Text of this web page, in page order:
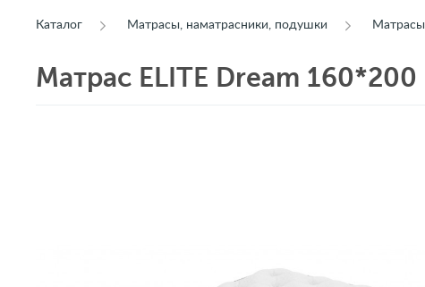
Каталог Матрасы, наматрасники, подушки Матрасы
Матрас ELITE Dream 160*200